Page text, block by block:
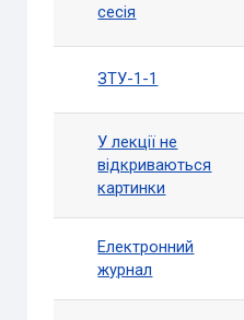
сесія
ЗТУ-1-1
У лекції не
відкриваються
картинки
Електронний
журнал